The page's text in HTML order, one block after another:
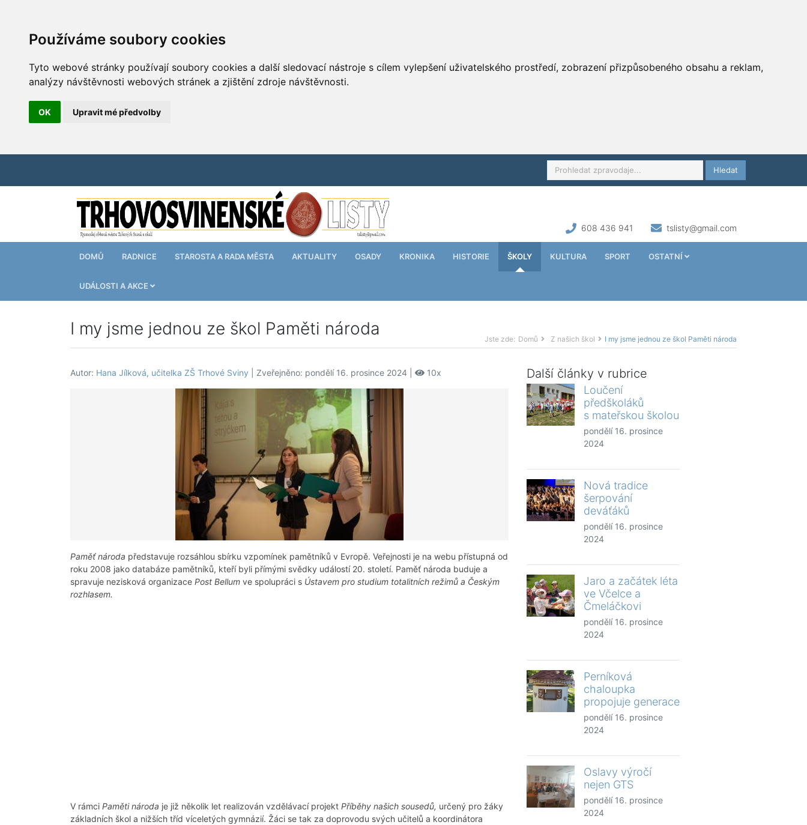
Používáme soubory cookies
Tyto webové stránky používají soubory cookies a další sledovací nástroje s cílem vylepšení uživatelského prostředí, zobrazení přizpůsobeného obsahu a reklam,
analýzy návštěvnosti webových stránek a zjištění zdroje návštěvnosti.
OK Upravit mé předvolby
Hledat
608 436 941 tslisty@gmail.com
DOMŮ RADNICE STAROSTA A RADA MĚSTA AKTUALITY OSADY KRONIKA HISTORIE ŠKOLY KULTURA SPORT OSTATNÍ
UDÁLOSTI A AKCE
I my jsme jednou ze škol Paměti národa
Jste zde: Domů Z našich škol I my jsme jednou ze škol Paměti národa
Autor: Hana Jílková, učitelka ZŠ Trhové Sviny | Zveřejněno: pondělí 16. prosince 2024 | 10x
Paměť národa představuje rozsáhlou sbírku vzpomínek pamětníků v Evropě. Veřejnosti je na webu přístupná od
roku 2008 jako databáze pamětníků, kteří byli přímými svědky událostí 20. století. Paměť národa buduje a
spravuje nezisková organizace Post Bellum ve spolupráci s Ústavem pro studium totalitních režimů a Českým
rozhlasem.
V rámci Paměti národa je již několik let realizován vzdělávací projekt Příběhy našich sousedů, určený pro žáky
základních škol a nižších tříd víceletých gymnázií. Žáci se tak za doprovodu svých učitelů a koordinátora
Další články v rubrice
Loučení
předškoláků
s mateřskou školou
pondělí 16. prosince
2024
Nová tradice
šerpování
deváťáků
pondělí 16. prosince
2024
Jaro a začátek léta
ve Včelce a
Čmeláčkovi
pondělí 16. prosince
2024
Perníková
chaloupka
propojuje generace
pondělí 16. prosince
2024
Oslavy výročí
nejen GTS
pondělí 16. prosince
2024